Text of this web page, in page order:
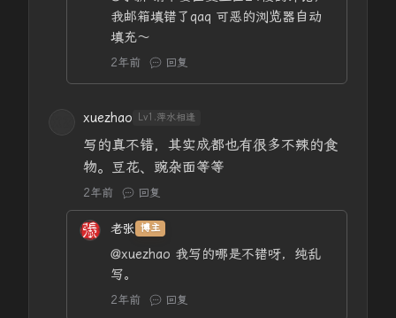
我邮箱填错了qaq 可恶的浏览器自动
填充～
2年前 回复
xuezhao Lv1.萍水相逢
写的真不错，其实成都也有很多不辣的食
物。豆花、豌杂面等等
2年前 回复
老张 博主
@xuezhao 我写的哪是不错呀，纯乱
写。
2年前 回复